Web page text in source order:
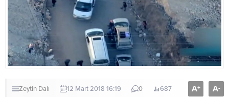
Zeytin Dalı 12 Mart 2018 16:19 0 687 A+ A-